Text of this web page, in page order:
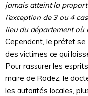
jamais atteint la
l’exception de 3 ou 4
lieu du département où
Cependant, le préfet
des victimes ce qui
Pour rassurer les
maire de Rodez, le
les autorités locales,